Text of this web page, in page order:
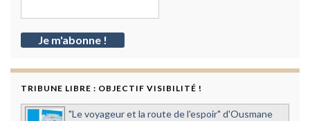
TRIBUNE LIBRE : OBJECTIF VISIBILITÉ !
"Le voyageur et la route de l'espoir" d'Ousmane